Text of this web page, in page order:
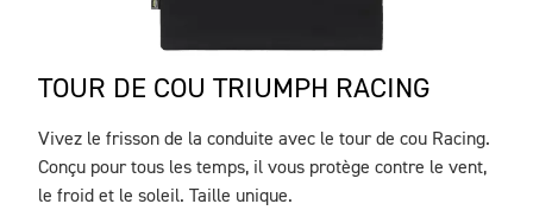
TOUR DE COU TRIUMPH RACING
DESCRIPTION
Vivez le frisson de la conduite avec le tour de cou Racing.
Conçu pour tous les temps, il vous protège contre le vent,
le froid et le soleil. Taille unique.